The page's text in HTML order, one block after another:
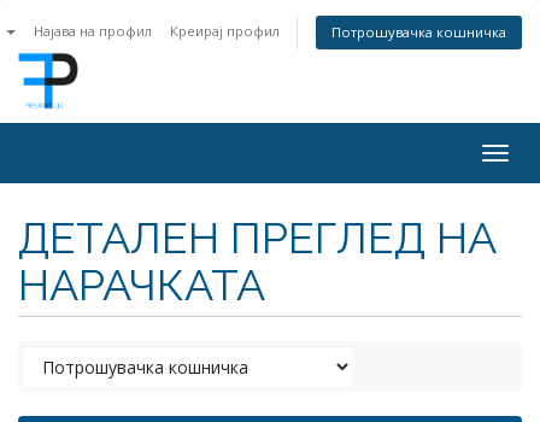
Најава на профил Креирај профил Потрошувачка кошничка
ДЕТАЛЕН ПРЕГЛЕД НА
НАРАЧКАТА